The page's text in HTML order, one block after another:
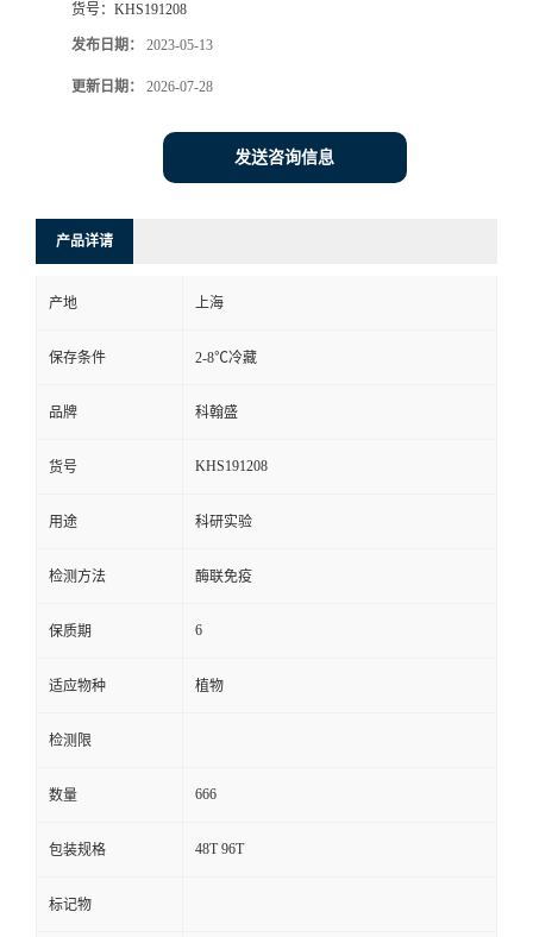
货号： KHS191208
发布日期： 2023-05-13
更新日期： 2026-07-28
发送咨询信息
产品详请
产地 上海
保存条件 2-8℃冷藏
品牌 科翰盛
货号 KHS191208
用途 科研实验
检测方法 酶联免疫
保质期 6
适应物种 植物
检测限
数量 666
包装规格 48T 96T
标记物